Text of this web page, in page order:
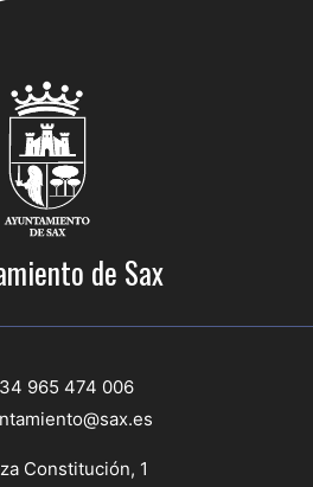
de Sax
965 474 006
Constitución, 1